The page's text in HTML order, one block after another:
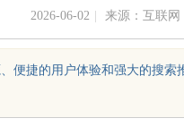
2026-06-02 来源：互联网
便捷的用户体验和强大的搜